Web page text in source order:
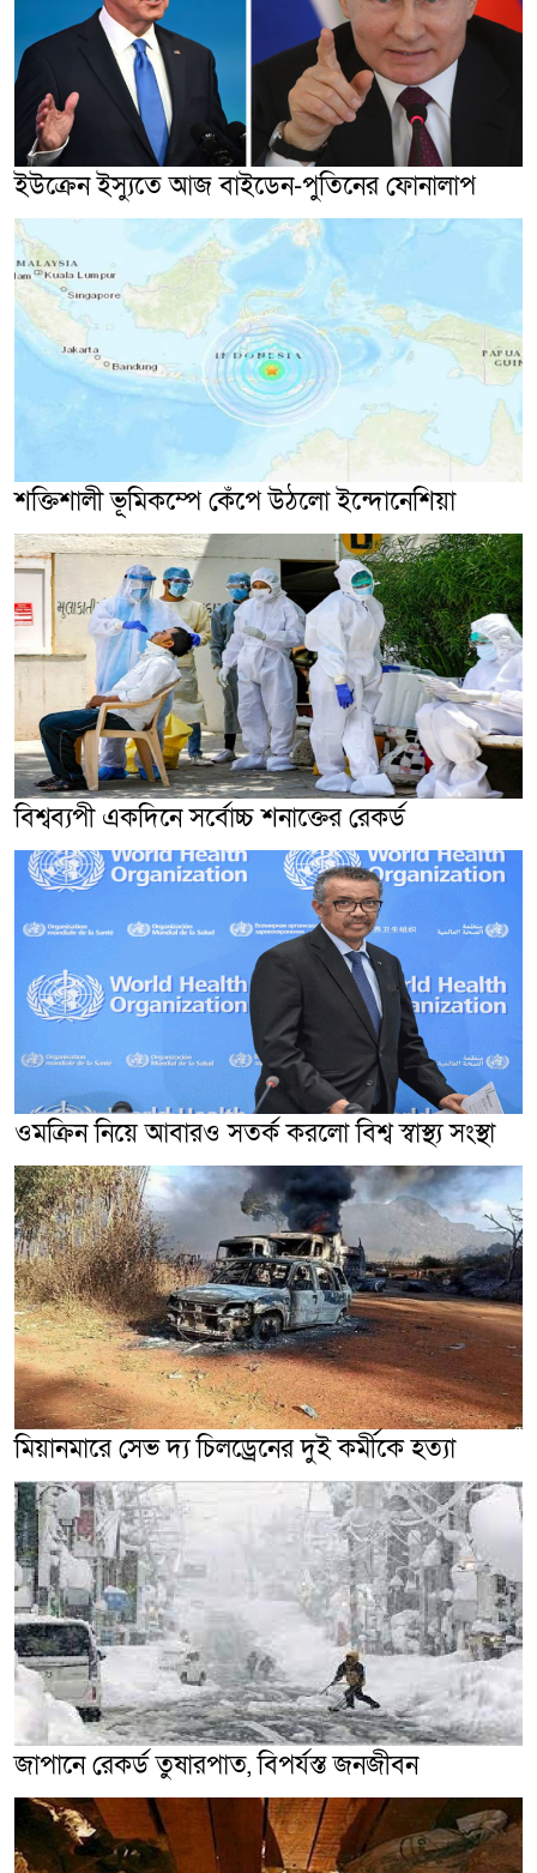
ইউক্রেন ইস্যুতে আজ বাইডেন-পুতিনের ফোনালাপ
শক্তিশালী ভূমিকম্পে কেঁপে উঠলো ইন্দোনেশিয়া
বিশ্বব্যপী একদিনে সর্বোচ্চ শনাক্তের রেকর্ড
ওমক্রিন নিয়ে আবারও সতর্ক করলো বিশ্ব স্বাস্থ্য সংস্থা
মিয়ানমারে সেভ দ্য চিলড্রেনের দুই কর্মীকে হত্যা
জাপানে রেকর্ড তুষারপাত, বিপর্যস্ত জনজীবন